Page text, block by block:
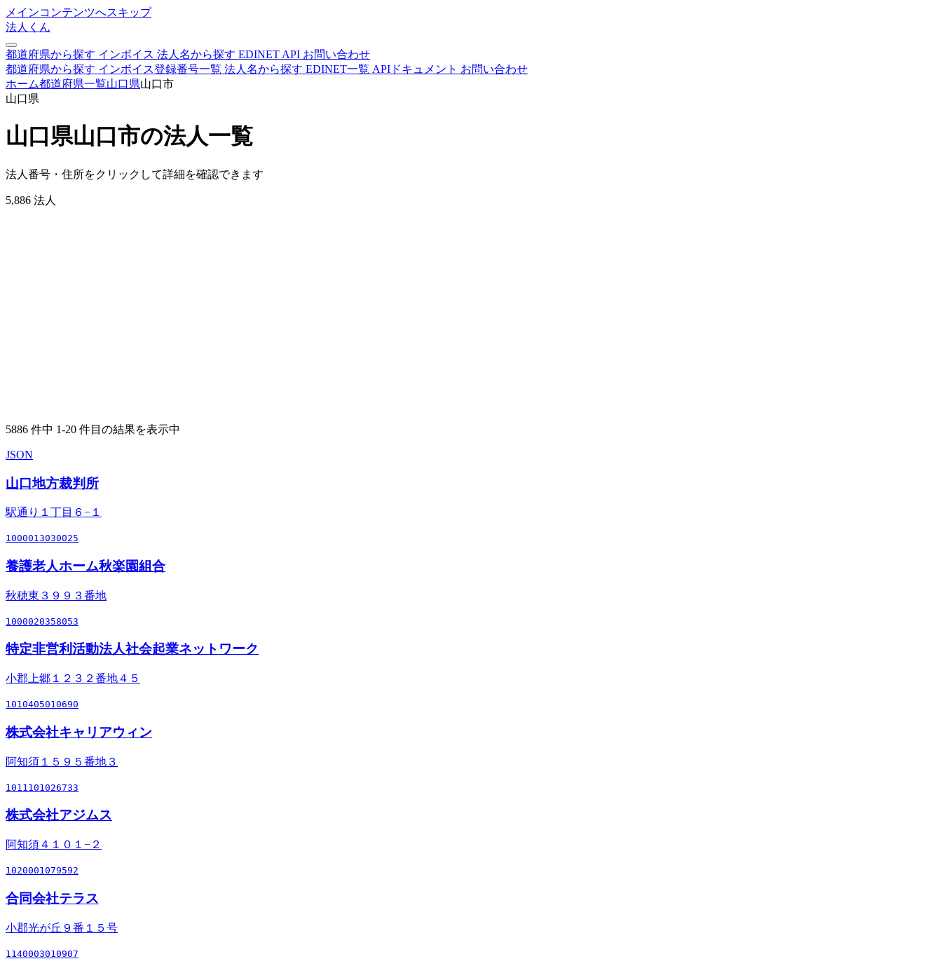
メインコンテンツへスキップ
法人くん
都道府県から探す インボイス 法人名から探す EDINET API お問い合わせ
都道府県から探す インボイス登録番号一覧 法人名から探す EDINET一覧 APIドキュメント お問い合わせ
ホーム都道府県一覧山口県山口市
山口県
山口県山口市の法人一覧
法人番号・住所をクリックして詳細を確認できます
5,886 法人
5886 件中 1-20 件目の結果を表示中
JSON
山口地方裁判所
駅通り１丁目６−１
1000013030025
養護老人ホーム秋楽園組合
秋穂東３９９３番地
1000020358053
特定非営利活動法人社会起業ネットワーク
小郡上郷１２３２番地４５
1010405010690
株式会社キャリアウィン
阿知須１５９５番地３
1011101026733
株式会社アジムス
阿知須４１０１−２
1020001079592
合同会社テラス
小郡光が丘９番１５号
1140003010907